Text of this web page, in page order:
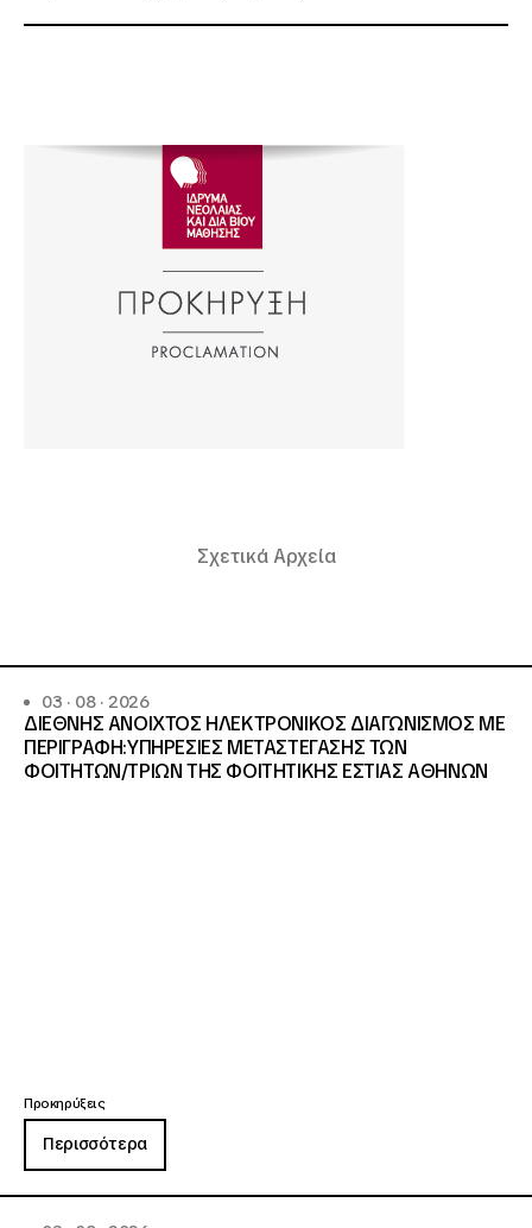
Σχετικά Αρχεία
03 · 08 · 2026
ΔΙΕΘΝΗΣ ΑΝΟΙΧΤΟΣ ΗΛΕΚΤΡΟΝΙΚΟΣ ΔΙΑΓΩΝΙΣΜΟΣ ΜΕ
ΠΕΡΙΓΡΑΦΗ:ΥΠΗΡΕΣΙΕΣ METAΣΤΕΓΑΣΗΣ ΤΩΝ
ΦΟΙΤΗΤΩΝ/ΤΡΙΩΝ ΤΗΣ ΦΟΙΤΗΤΙΚΗΣ ΕΣΤΙΑΣ ΑΘΗΝΩΝ
Προκηρύξεις
Περισσότερα